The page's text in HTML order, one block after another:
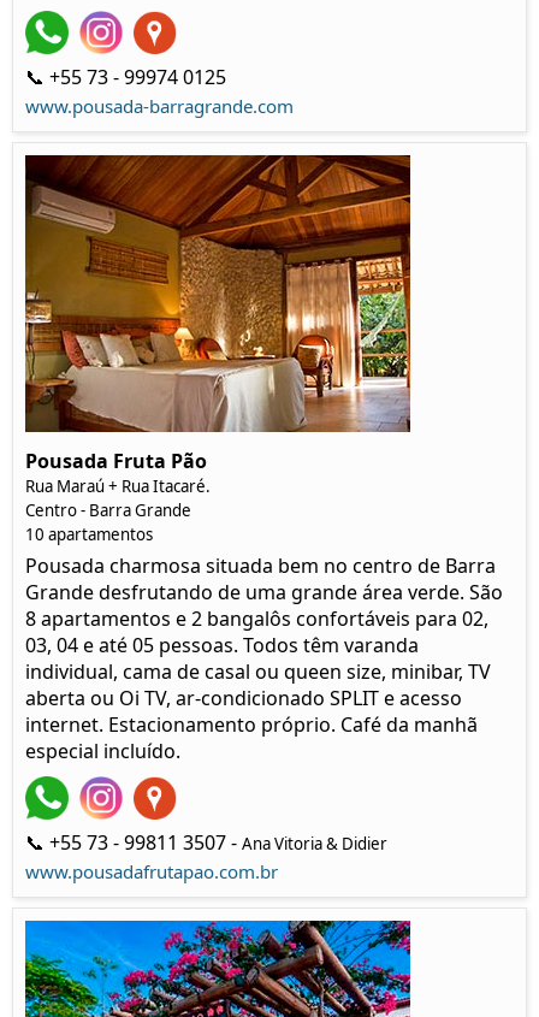
📞 +55 73 - 99974 0125
www.pousada-barragrande.com
Pousada Fruta Pão
Rua Maraú + Rua Itacaré.
Centro - Barra Grande
10 apartamentos
Pousada charmosa situada bem no centro de Barra
Grande desfrutando de uma grande área verde. São
8 apartamentos e 2 bangalôs confortáveis para 02,
03, 04 e até 05 pessoas. Todos têm varanda
individual, cama de casal ou queen size, minibar, TV
aberta ou Oi TV, ar-condicionado SPLIT e acesso
internet. Estacionamento próprio. Café da manhã
especial incluído.
📞 +55 73 - 99811 3507 - Ana Vitoria & Didier
www.pousadafrutapao.com.br